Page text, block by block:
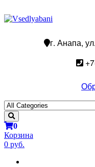
г. Анапа,
0
Корзина
0 руб.